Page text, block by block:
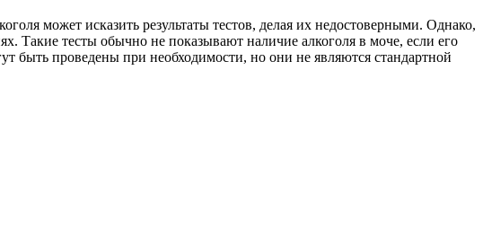
может исказить результаты тестов, делая их недостоверными. Однако,
Такие тесты обычно не показывают наличие алкоголя в моче, если его
быть проведены при необходимости, но они не являются стандартной